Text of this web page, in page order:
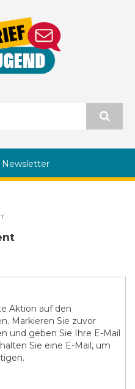
Newsletter
Aktion auf den
Markieren Sie zuvor
und geben Sie Ihre E-Mail
Sie eine E-Mail, um